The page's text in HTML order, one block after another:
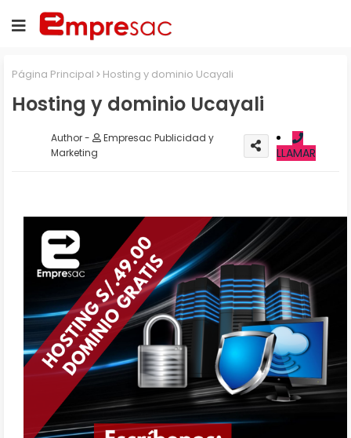
Página Principal Hosting y dominio Ucayali
Hosting y dominio Ucayali
Empresac Publicidad y
Marketing
LLAMAR